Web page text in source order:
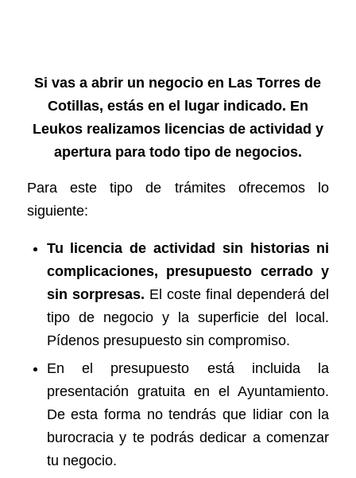
Si vas a abrir un negocio en Las Torres de
Cotillas, estás en el lugar indicado. En
Leukos realizamos licencias de actividad y
apertura para todo tipo de negocios.
Para este tipo de trámites ofrecemos lo
siguiente:
Tu licencia de actividad sin historias ni
complicaciones, presupuesto cerrado y
sin sorpresas. El coste final dependerá del
tipo de negocio y la superficie del local.
Pídenos presupuesto sin compromiso.
En el presupuesto está incluida la
presentación gratuita en el Ayuntamiento.
De esta forma no tendrás que lidiar con la
burocracia y te podrás dedicar a comenzar
tu negocio.